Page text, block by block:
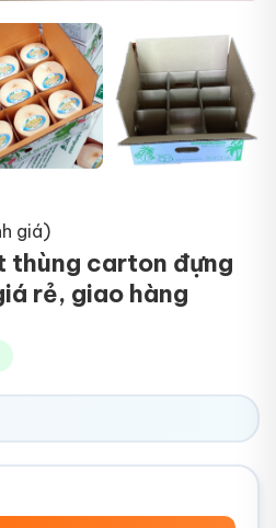
giá)
thùng carton đựng
rẻ, giao hàng